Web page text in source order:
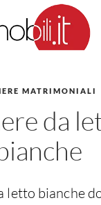
MATRIMONIALI
da
letto bianche